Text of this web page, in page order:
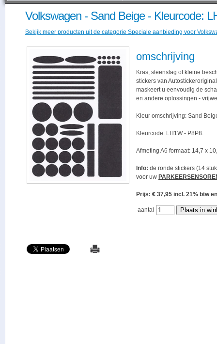
Volkswagen - Sand Beige - Kleurcode:
Bekijk meer producten uit de categorie Speciale aanbieding voor
omschrijving
Kras, steenslag of kleine
stickers van
maskeert u eenvoudig de
en andere oplossingen -
Kleur omschrijving: Sand
Kleurcode: LH1W - P8P8.
Afmeting A6 formaat: 14,7 x
Info: de ronde stickers (14
voor uw
Prijs: € 37,95 incl. 21% btw
aantal